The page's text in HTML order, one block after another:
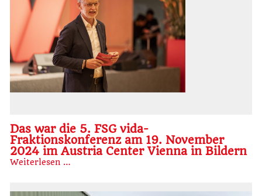
Das war die 5. FSG vida-
Fraktionskonferenz am 19. November
2024 im Austria Center Vienna in Bildern
Weiterlesen …